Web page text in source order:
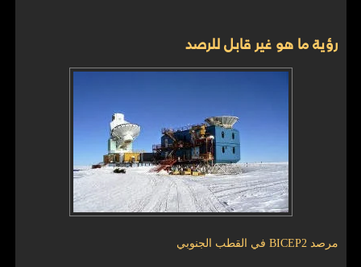
رؤية ما هو غير قابل للرصد
مرصد BICEP2 في القطب الجنوبي